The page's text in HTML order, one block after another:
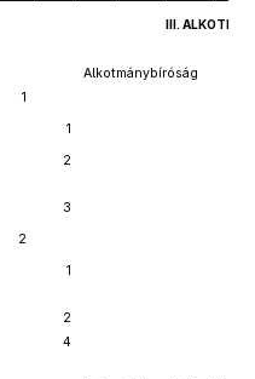
III.
Alkotmánybíróság
1
1
2
3
2
1
2
4